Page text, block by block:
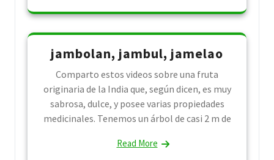
jambolan, jambul, jamelao
Comparto estos videos sobre una fruta
originaria de la India que, según dicen, es muy
sabrosa, dulce, y posee varias propiedades
medicinales. Tenemos un árbol de casi 2 m de
Read More